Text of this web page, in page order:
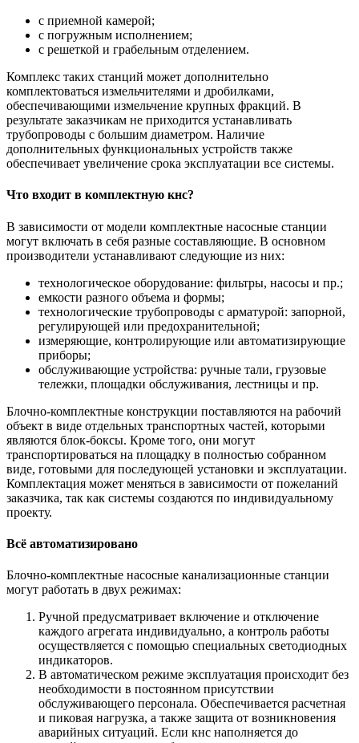
с приемной камерой;
с погружным исполнением;
с решеткой и грабельным отделением.
Комплекс таких станций может дополнительно
комплектоваться измельчителями и дробилками,
обеспечивающими измельчение крупных фракций. В
результате заказчикам не приходится устанавливать
трубопроводы с большим диаметром. Наличие
дополнительных функциональных устройств также
обеспечивает увеличение срока эксплуатации все системы.
Что входит в комплектную кнс?
В зависимости от модели комплектные насосные станции
могут включать в себя разные составляющие. В основном
производители устанавливают следующие из них:
технологическое оборудование: фильтры, насосы и пр.;
емкости разного объема и формы;
технологические трубопроводы с арматурой: запорной,
регулирующей или предохранительной;
измеряющие, контролирующие или автоматизирующие
приборы;
обслуживающие устройства: ручные тали, грузовые
тележки, площадки обслуживания, лестницы и пр.
Блочно-комплектные конструкции поставляются на рабочий
объект в виде отдельных транспортных частей, которыми
являются блок-боксы. Кроме того, они могут
транспортироваться на площадку в полностью собранном
виде, готовыми для последующей установки и эксплуатации.
Комплектация может меняться в зависимости от пожеланий
заказчика, так как системы создаются по индивидуальному
проекту.
Всё автоматизировано
Блочно-комплектные насосные канализационные станции
могут работать в двух режимах:
Ручной предусматривает включение и отключение
каждого агрегата индивидуально, а контроль работы
осуществляется с помощью специальных светодиодных
индикаторов.
В автоматическом режиме эксплуатация происходит без
необходимости в постоянном присутствии
обслуживающего персонала. Обеспечивается расчетная
и пиковая нагрузка, а также защита от возникновения
аварийных ситуаций. Если кнс наполняется до